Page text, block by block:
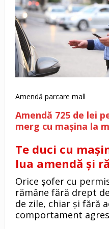
Amendă parcare mall
Amendă 725 de lei
merg cu mașina la
Te duci cu
lua amendă și
Orice șofer cu
rămâne fără drept
de zile, chiar și fără
comportament